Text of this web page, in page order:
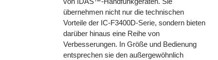
übernehmen nicht nur die technischen
Vorteile der IC-F3400D-Serie, sondern bieten
darüber hinaus eine Reihe von
Verbesserungen. In Größe und Bedienung
entsprechen sie den außergewöhnlich